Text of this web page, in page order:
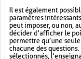
Il est également
paramètres
peut imposer, ou non,
décider d’afficher le
permettre qu’une
chacune des
sélectionnés,